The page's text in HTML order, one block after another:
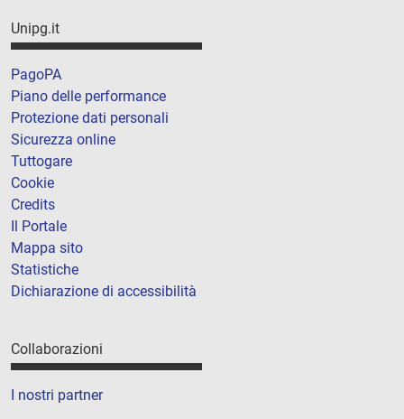
Unipg.it
PagoPA
Piano delle performance
Protezione dati personali
Sicurezza online
Tuttogare
Cookie
Credits
Il Portale
Mappa sito
Statistiche
Dichiarazione di accessibilità
Collaborazioni
I nostri partner